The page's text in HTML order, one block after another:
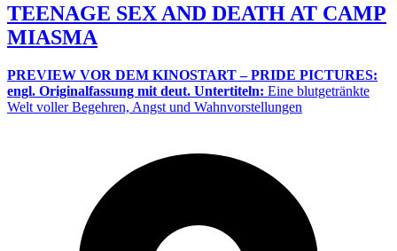
TEENAGE SEX AND DEATH AT CAMP
MIASMA
PREVIEW VOR DEM KINOSTART – PRIDE PICTURES:
engl. Originalfassung mit deut. Untertiteln: Eine blutgetränkte
Welt voller Begehren, Angst und Wahnvorstellungen